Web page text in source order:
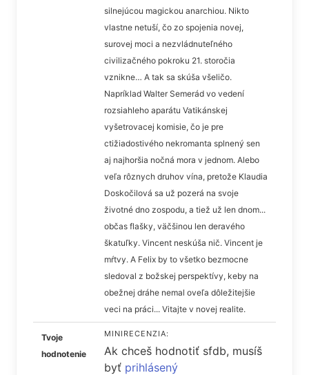
silnejúcou magickou anarchiou. Nikto
vlastne netuší, čo zo spojenia novej,
surovej moci a nezvládnuteľného
civilizačného pokroku 21. storočia
vznikne… A tak sa skúša všeličo.
Napríklad Walter Semerád vo vedení
rozsiahleho aparátu Vatikánskej
vyšetrovacej komisie, čo je pre
ctižiadostivého nekromanta splnený sen
aj najhoršia nočná mora v jednom. Alebo
veľa rôznych druhov vína, pretože Klaudia
Doskočilová sa už pozerá na svoje
životné dno zospodu, a tiež už len dnom...
občas flašky, väčšinou len deravého
škatuľky. Vincent neskúša nič. Vincent je
mŕtvy. A Felix by to všetko bezmocne
sledoval z božskej perspektívy, keby na
obežnej dráhe nemal oveľa dôležitejšie
veci na práci... Vitajte v novej realite.
Tvoje
hodnotenie
MINIRECENZIA:
Ak chceš hodnotiť sfdb, musíš
byť prihlásený